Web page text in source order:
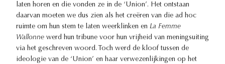
laten horen en die vonden ze in de ‘Union’. Het ontstaan
daarvan moeten we dus zien als het creëren van die ad hoc
ruimte om hun stem te laten weerklinken en La Femme
Wallonne werd hun tribune voor hun vrijheid van meningsuiting
via het geschreven woord. Toch werd de kloof tussen de
ideologie van de ‘Union’ en haar verwezenlijkingen op het